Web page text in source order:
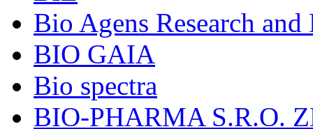
Bio Agens Research
BIO GAIA
Bio spectra
BIO-PHARMA S.R.O.